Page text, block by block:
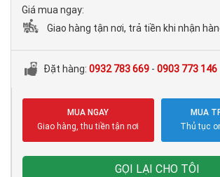
Giá mua ngay:
Giao hàng tận nơi, trả tiền khi nhận
Đặt hàng: 0932 783 669 - 0903 773 146
MUA NGAY
Giao hàng, thu tiền tận nơi
MUA
Thủ tục
GỌI LẠI CHO TÔI